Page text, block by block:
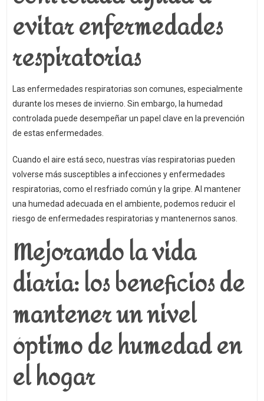
evitar enfermedades
respiratorias
Las enfermedades respiratorias son comunes, especialmente
durante los meses de invierno. Sin embargo, la humedad
controlada puede desempeñar un papel clave en la prevención
de estas enfermedades.
Cuando el aire está seco, nuestras vías respiratorias pueden
volverse más susceptibles a infecciones y enfermedades
respiratorias, como el resfriado común y la gripe. Al mantener
una humedad adecuada en el ambiente, podemos reducir el
riesgo de enfermedades respiratorias y mantenernos sanos.
Mejorando la vida
diaria: los beneficios de
mantener un nivel
óptimo de humedad en
el hogar